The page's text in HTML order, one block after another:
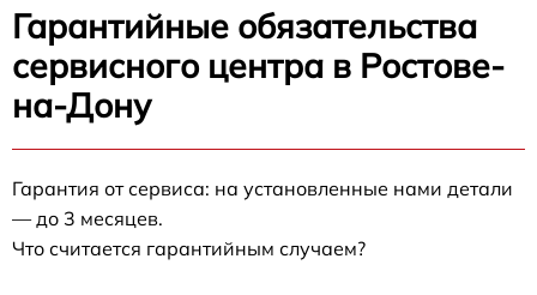
Гарантийные обязательства
сервисного центра в Ростове-
на-Дону
Гарантия от сервиса: на установленные нами детали
— до 3 месяцев.
Что считается гарантийным случаем?